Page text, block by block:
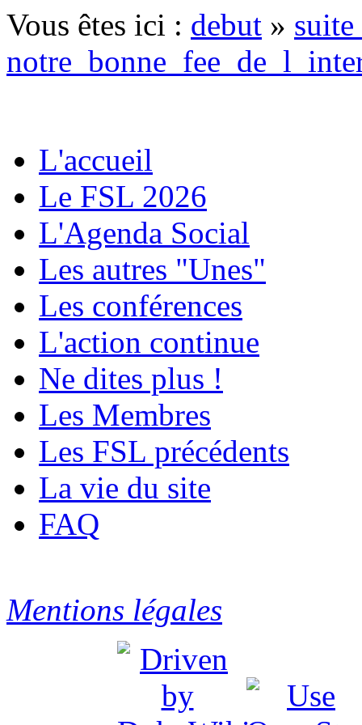
Vous êtes ici : debut »
L'accueil
Le FSL 2026
L'Agenda Social
Les autres "Unes"
Les conférences
L'action continue
Ne dites plus !
Les Membres
Les FSL précédents
La vie du site
FAQ
Mentions légales